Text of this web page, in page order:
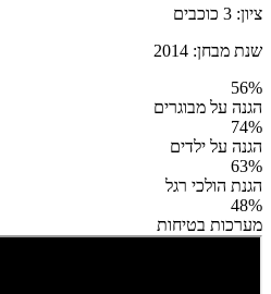
ציון: 3 כוכבים
שנת מבחן: 2014
56%
הגנה על מבוגרים
74%
הגנה על ילדים
63%
הגנת הולכי רגל
48%
מערכות בטיחות